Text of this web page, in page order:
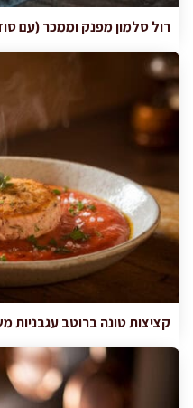
רול סלמון מפנק וממכר (עם
קציצות טונה ברוטב עגבניות משגע